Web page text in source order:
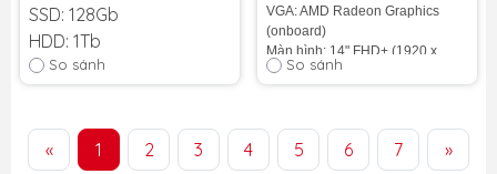
SSD: 128Gb
HDD: 1Tb
Màn: 15'6 inch FHD
So sánh
VGA: AMD Radeon Graphics
(onboard)
Màn hình: 14" FHD+ (1920 x
1200)
Tình trạng: Nhập Khẩu 100 %
So sánh
« 1 2 3 4 5 6 7 »